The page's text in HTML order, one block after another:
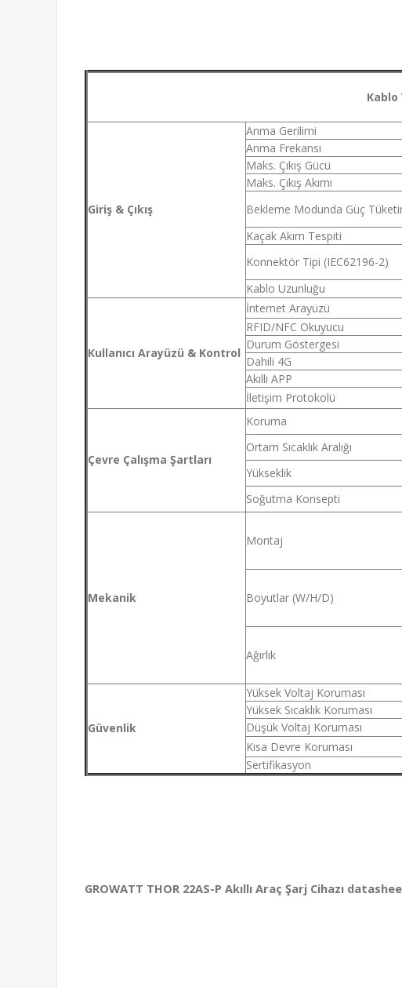
Kablo
Giriş & Çıkış
Anma Gerilimi
Anma Frekansı
Maks. Çıkış Gücü
Maks. Çıkış Akımı
Bekleme Modunda Güç
Kaçak Akım Tespiti
Konnektör Tipi (IEC62196-2)
Kablo Uzunluğu
Kullanıcı Arayüzü & Kontrol
İnternet Arayüzü
RFID/NFC Okuyucu
Durum Göstergesi
Dahili 4G
Akıllı APP
İletişim Protokolü
Çevre Çalışma Şartları
Koruma
Ortam Sıcaklık Aralığı
Yükseklik
Soğutma Konsepti
Mekanik
Montaj
Boyutlar (W/H/D)
Ağırlık
Güvenlik
Yüksek Voltaj Koruması
Yüksek Sıcaklık Koruması
Düşük Voltaj Koruması
Kısa Devre Koruması
Sertifikasyon
GROWATT THOR 22AS-P Akıllı Araç Şarj Cihazı